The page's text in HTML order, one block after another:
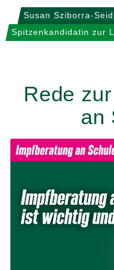
Weiter
zum
Inhalt
Susan Sziborra-
Spitzenkandidatin zur
Rede
an